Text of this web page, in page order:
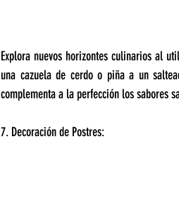
Explora nuevos horizontes culinarios al
una cazuela de cerdo o piña a un
complementa a la perfección los sabores
7. Decoración de Postres: